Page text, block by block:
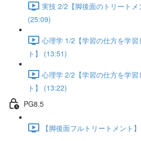
実技 2/2【脚後面のトリート
(25:09)
心理学 1/2【学習の仕方を学
ト】 (13:51)
心理学 2/2【学習の仕方を学
ト】 (13:22)
PG8.5
【脚後面フルトリートメント